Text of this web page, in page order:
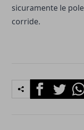
sicuramente le
corride.
FacebookTwitter